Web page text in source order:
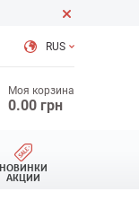
RUS
Моя корзина
0.00 грн
НОВИНКИ
АКЦИИ